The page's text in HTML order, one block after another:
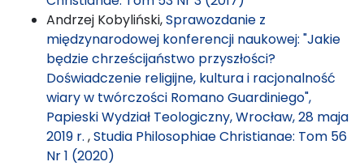
Andrzej Kobyliński,Sprawozdanie z
międzynarodowej konferencji naukowej: "Jakie
będzie chrześcijaństwo przyszłości?
Doświadczenie religijne, kultura i racjonalność
wiary w twórczości Romano Guardiniego",
Papieski Wydział Teologiczny, Wrocław, 28 maja
2019 r. ,Studia Philosophiae Christianae: Tom 56
Nr 1 (2020)